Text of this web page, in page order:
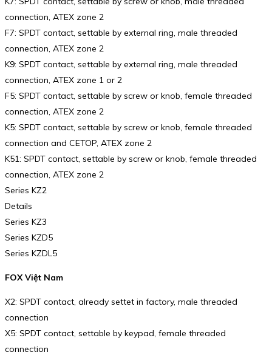
connection, ATEX zone 2
F7: SPDT contact, settable by external ring, male threaded
connection, ATEX zone 2
K9: SPDT contact, settable by external ring, male threaded
connection, ATEX zone 1 or 2
F5: SPDT contact, settable by screw or knob, female threaded
connection, ATEX zone 2
K5: SPDT contact, settable by screw or knob, female threaded
connection and CETOP, ATEX zone 2
K51: SPDT contact, settable by screw or knob, female threaded
connection, ATEX zone 2
Series KZ2
Details
Series KZ3
Series KZD5
Series KZDL5
FOX Việt Nam
X2: SPDT contact, already settet in factory, male threaded
connection
X5: SPDT contact, settable by keypad, female threaded
connection